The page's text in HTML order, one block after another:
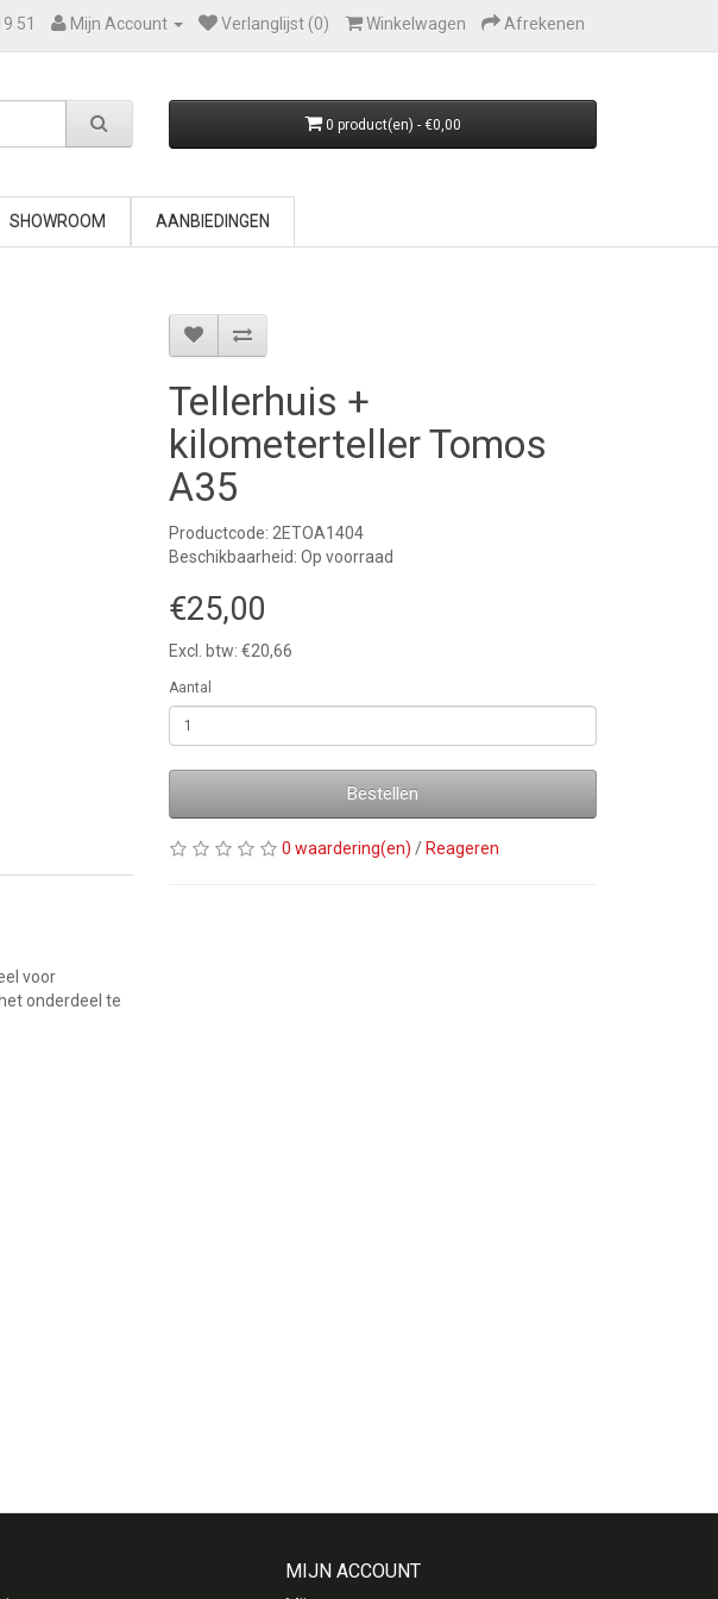
51 Mijn Account Verlanglijst (0) Winkelwagen Afrekenen
0 product(en) - €0,00
SHOWROOM AANBIEDINGEN
voor
onderdeel te
Tellerhuis +
kilometerteller Tomos
A35
Productcode: 2ETOA1404
Beschikbaarheid: Op voorraad
€25,00
Excl. btw: €20,66
Aantal
Bestellen
0 waardering(en) / Reageren
MIJN ACCOUNT